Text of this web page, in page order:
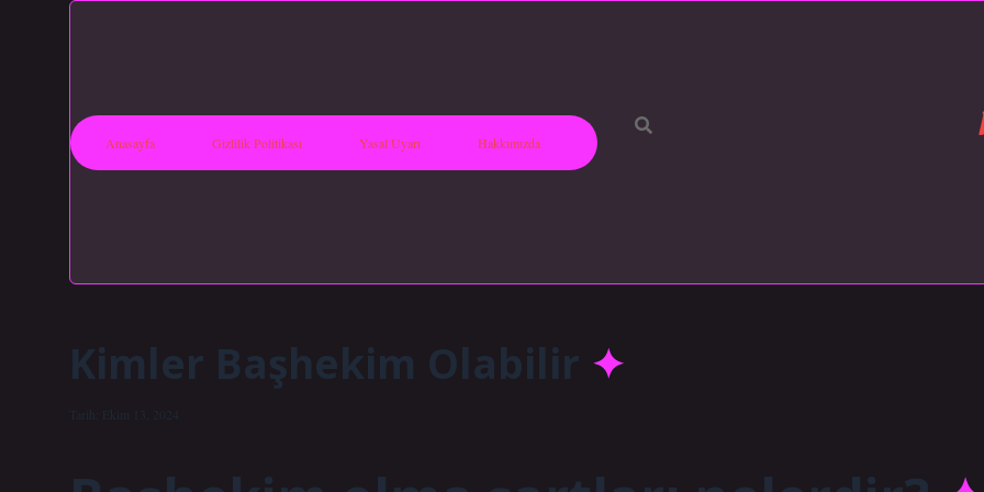
Anasayfa Gizlilik Politikası Yasal Uyarı Hakkımızda
Kimler Başhekim Olabilir
Tarih: Ekim 13, 2024